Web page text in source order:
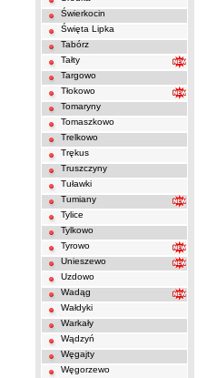
Świerkocin
Święta Lipka
Tabórz
Tałty
Targowo
Tłokowo
Tomaryny
Tomaszkowo
Trelkowo
Trękus
Truszczyny
Tuławki
Tumiany
Tylice
Tylkowo
Tyrowo
Unieszewo
Uzdowo
Wadąg
Wałdyki
Warkały
Wądzyń
Węgajty
Węgorzewo